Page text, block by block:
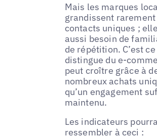
Mais les marques
grandissent rarement
contacts uniques ;
aussi besoin de
de répétition. C’est
distingue du e-
peut croître grâce à
nombreux achats
qu’un engagement
maintenu.
Les indicateurs
ressembler à ceci :